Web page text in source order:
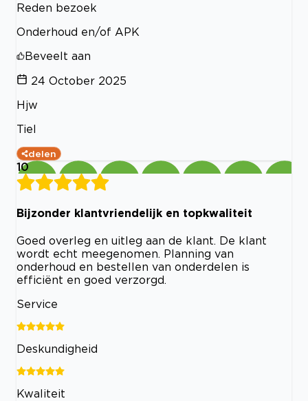
Reden bezoek
Onderhoud en/of APK
Beveelt aan
24 October 2025
Hjw
Tiel
delen
10
Bijzonder klantvriendelijk en topkwaliteit
Goed overleg en uitleg aan de klant. De klant
wordt echt meegenomen. Planning van
onderhoud en bestellen van onderdelen is
efficiënt en goed verzorgd.
Service
Deskundigheid
Kwaliteit